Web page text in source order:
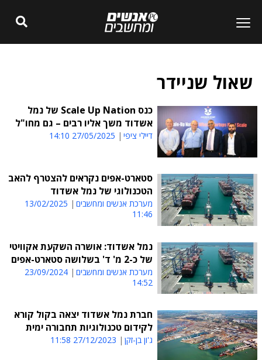
שאול שניידר
כנס Scale Up Nation של נמל
אשדוד משך אליו רבים – גם מחו"ל
דיילי ציפי 27/05/2025 14:10
סטארט-אפים נקראים להצטרף להאב
הטכנולוגי של נמל אשדוד
מערכת אנשים ומחשבים
13/02/2025
11:46
נמל אשדוד: אושרה השקעת אקוויטי
של כ-2 מ' ד' בשלושה סטארט-אפים
מערכת אנשים ומחשבים
23/09/2024
14:52
חברת נמל אשדוד יצאה בקול קורא
לקידום טכנולוגיות תחבורה ימית
ג'ון בן-זקן 27/12/2023 11:58